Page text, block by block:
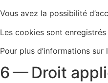
Vous avez la possibilité
Les cookies sont
Pour plus d’informations
6 — Droit